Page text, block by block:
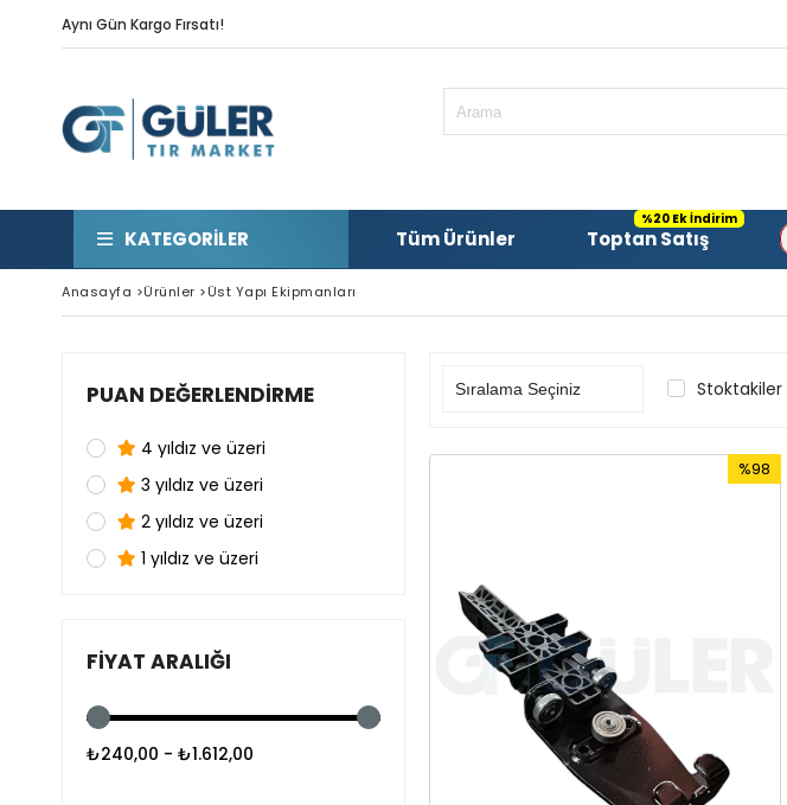
Aynı Gün Kargo Fırsatı!
KATEGORILER Tüm Ürünler Toptan Satış
%20 Ek İndirim
Anasayfa >Ürünler >Üst Yapı Ekipmanları
PUAN DEĞERLENDIRME
4 yıldız ve üzeri
3 yıldız ve üzeri
2 yıldız ve üzeri
1 yıldız ve üzeri
FIYAT ARALIĞI
₺240,00 - ₺1.612,00
Stoktakiler
%98